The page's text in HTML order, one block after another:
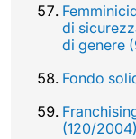
di
di genere
Fondo
(120/2004)